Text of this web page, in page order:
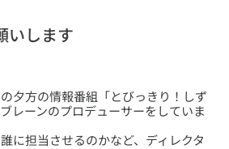
いします
夕方の情報番組「とびっきり！しず
レーンのプロデューサーをしていま
に担当させるのかなど、ディレクタ